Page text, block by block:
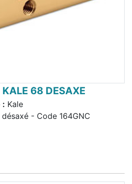
68 DESAXE
: Kale
- Code 164GNC